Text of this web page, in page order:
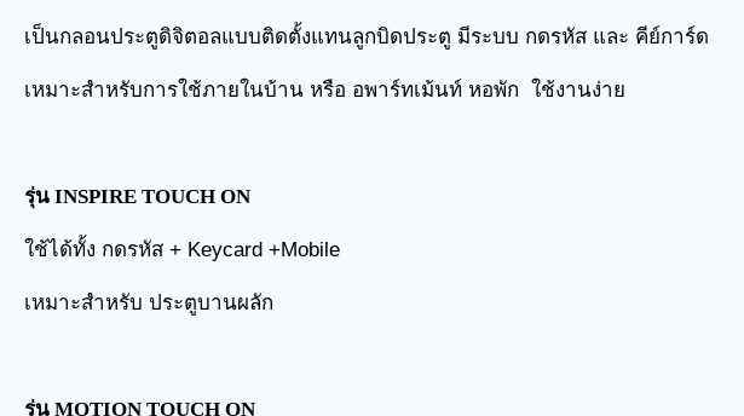
เป็นกลอนประตูดิจิตอลแบบติดตั้งแทนลูกบิดประตู มีระบบ กดรหัส และ คีย์การ์ด
เหมาะสำหรับการใช้ภายในบ้าน หรือ อพาร์ทเม้นท์ หอพัก ใช้งานง่าย
รุ่น INSPIRE TOUCH ON
ใช้ได้ทั้ง กดรหัส + Keycard +Mobile
เหมาะสำหรับ ประตูบานผลัก
รุ่น MOTION TOUCH ON